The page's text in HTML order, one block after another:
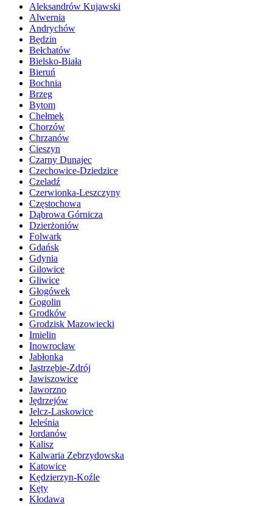
Aleksandrów Kujawski
Alwernia
Andrychów
Będzin
Bełchatów
Bielsko-Biała
Bieruń
Bochnia
Brzeg
Bytom
Chełmek
Chorzów
Chrzanów
Cieszyn
Czarny Dunajec
Czechowice-Dziedzice
Czeladź
Czerwionka-Leszczyny
Częstochowa
Dąbrowa Górnicza
Dzierżoniów
Folwark
Gdańsk
Gdynia
Gilowice
Gliwice
Głogówek
Gogolin
Grodków
Grodzisk Mazowiecki
Imielin
Inowrocław
Jabłonka
Jastrzębie-Zdrój
Jawiszowice
Jaworzno
Jędrzejów
Jelcz-Laskowice
Jeleśnia
Jordanów
Kalisz
Kalwaria Zebrzydowska
Katowice
Kędzierzyn-Koźle
Kęty
Kłodawa